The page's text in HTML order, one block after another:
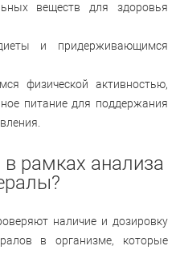
веществ для здоровья
и придерживающимся
физической активностью,
питание для поддержания
в рамках анализа
наличие и дозировку
в организме, которые